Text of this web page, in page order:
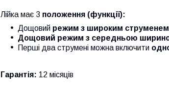
Лійка має 3 положення (функції):
Дощовий режим з широким струменем
Дощовий режим з середньою
Перші два струмені можна включити
Гарантія: 12 місяців